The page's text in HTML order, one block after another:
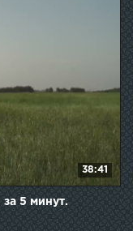
38:41
5 минут.